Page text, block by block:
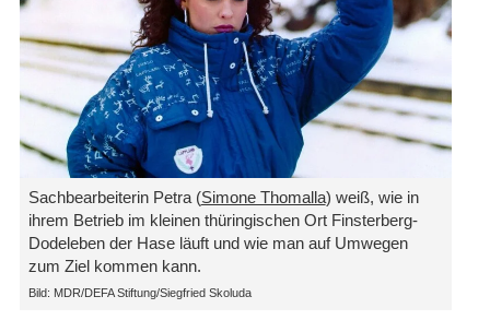
Sachbearbeiterin Petra (Simone Thomalla) weiß, wie in
ihrem Betrieb im kleinen thüringischen Ort Finsterberg-
Dodeleben der Hase läuft und wie man auf Umwegen
zum Ziel kommen kann.
Bild: MDR/​DEFA Stiftung/​Siegfried Skoluda